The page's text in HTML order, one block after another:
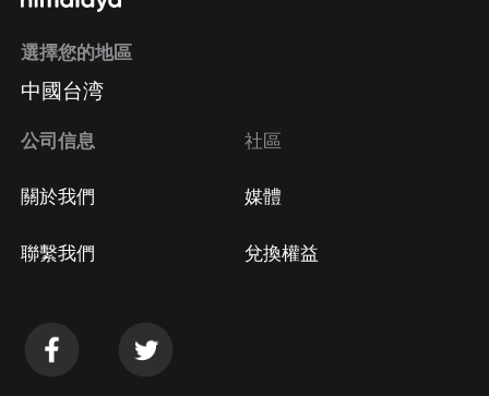
選擇您的地區
中國台湾
公司信息
關於我們
聯繫我們
社區
媒體
兌換權益